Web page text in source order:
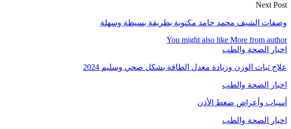
Next Post
وصفات الشيف محمد حامد مكتوبة بطريقة بسيطة وسهلة
You might also like More from author
اخبار الصحة والطب
علاج ثبات الوزن وزيادة معدل الطاقة بشكل صحي وسليم 2024
اخبار الصحة والطب
أسباب وأعراض ضغط الأذن
اخبار الصحة والطب